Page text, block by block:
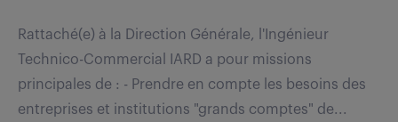
Rattaché(e) à la Direction Générale, l'Ingénieur
Technico-Commercial IARD a pour missions
principales de : - Prendre en compte les besoins des
entreprises et institutions "grands comptes" de...